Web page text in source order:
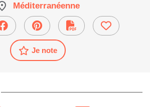
Méditerranéenne
Je note